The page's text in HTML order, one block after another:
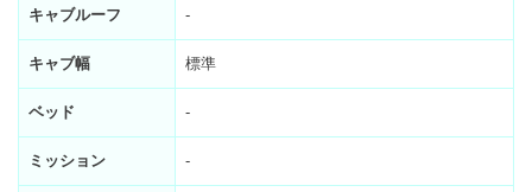
キャブルーフ -
キャブ幅 標準
ベッド -
ミッション -